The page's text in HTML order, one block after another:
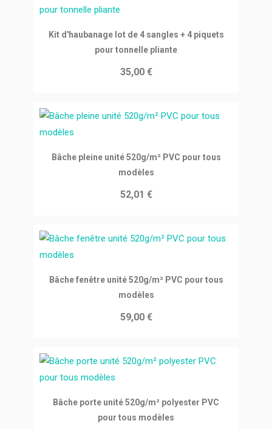
Ajouter au panier
Kit d'haubanage lot de 4 sangles + 4 piquets
pour tonnelle pliante
35,00 €
Ajouter au panier
Bâche pleine unité 520g/m² PVC pour tous
modèles
52,01 €
Ajouter au panier
Bâche fenêtre unité 520g/m² PVC pour tous
modèles
59,00 €
Ajouter au panier
Bâche porte unité 520g/m² polyester PVC
pour tous modèles